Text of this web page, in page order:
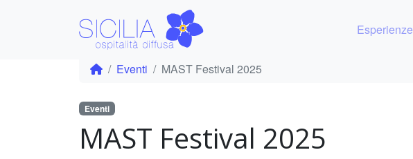
Esperienze
Eventi MAST Festival 2025
Eventi
MAST Festival 2025